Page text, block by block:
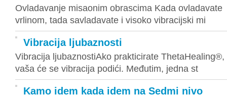
Ovladavanje misaonim obrascima Kada ovladavate
vrlinom, tada savladavate i visoko vibracijski mi
Vibracija ljubaznosti
Vibracija ljubaznostiAko prakticirate ThetaHealing®,
vaša će se vibracija podići. Međutim, jedna st
Kamo idem kada idem na Sedmi nivo